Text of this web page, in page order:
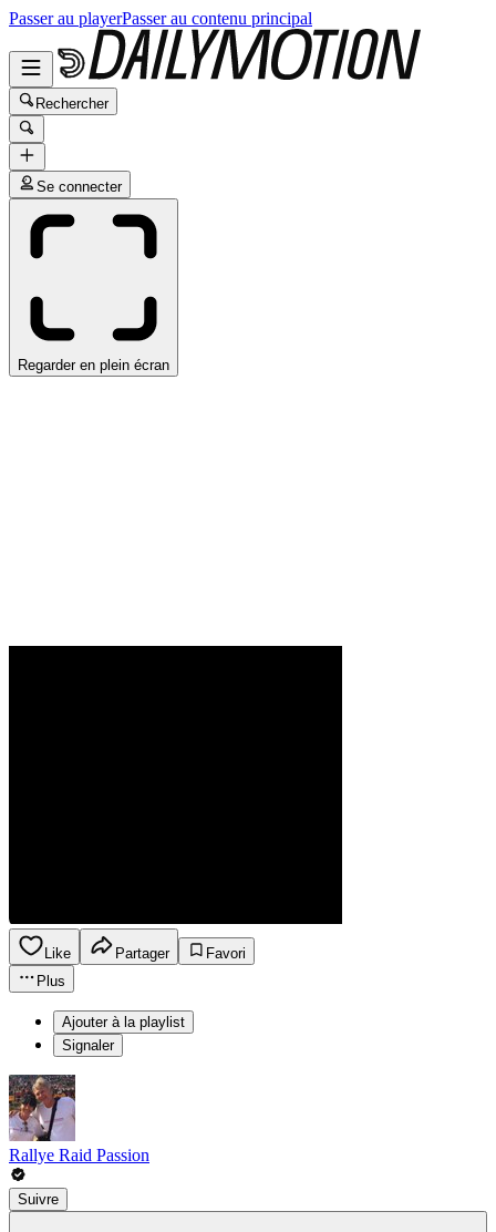
Passer au playerPasser au contenu principal
Rechercher
Se connecter
Regarder en plein écran
Like Partager
Favori
Plus
Ajouter à la playlist
Signaler
Rallye Raid Passion
Suivre